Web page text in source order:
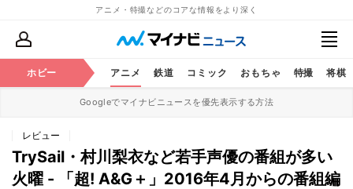
アニメ・特撮などのコアな情報をより深く
ホビー アニメ 鉄道 コミック おもちゃ 特撮 将棋
Googleでマイナビニュースを優先表示する方法
レビュー
TrySail・村川梨衣など若手声優の番組が多い
火曜 - 「超! A&G＋」2016年4月からの番組編